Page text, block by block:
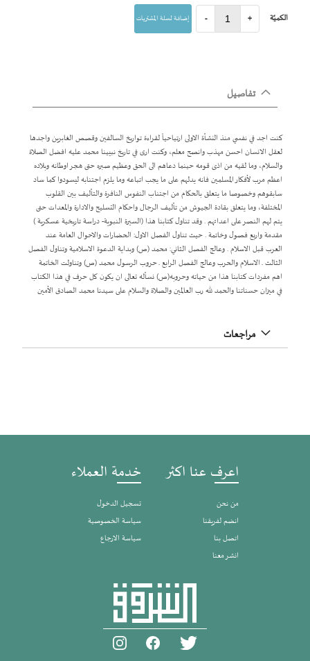
الكميّة - + إضافة لسلة المشتريات
تفاصيل
كنت اجد في نفسي منذ النشأة الاولى ارتياحياً لقراءة تواريخ السالفين وقصص الغابرين واجدها
لعقل الانسان احسن مهذب وانصح معلم، وكنت ارى في تاريخ نبيينا محمد عليه افضل الصلاة
والسلام، وما لقيه من اذى قومه حينما دعاهم الى الحق وعظيم صبره حتى هجر اوطانه وبلاده
اعظم مرب لأفكار المسلمين فانه يدلهم على ما يجب اتباعه وما يلزم اجتنابه ليسودوا كما ساد
سابقوهم وخصوصا ما يتعلق بالحكام من اجتناب النفوس النافرة والتأليف بين القلوب
المختلفة، وما يتعلق بقادة الجيوش من تأليف الرجال واحكام التسليح والادارة والمعدات حتى
يتم لهم النصر على اعدائهم . وقد تناول كتابنا هذا (السيرة النبوية- دراسة تاريخية عسكرية )
مقدمة واربع فصول وخاتمة . حيث تناول الفصل الاول: الحضارات والاحوال العامة عند
العرب قبل الاسلام . وعالج الفصل الثاني: محمد (ص) وبداية الدعوة الاسلامية وتناول الفصل
الثالث ـ الاسلام والحرب وعالج الفصل الرابع ـ حروب الرسول محمد (ص) وتناولت الخاتمة
اهم مفردات كتابنا هذا من حياته وحروبه(ص) نسأله تعالى ان يكون كل حرف في هذا الكتاب
في ميزان حسناتنا والحمد لله رب العالمين والصلاة والسلام على سيدنا محمد الصادق الأمين
مراجعات
اعرف عنا اكثر
من نحن
انضم لفريقنا
اتصل بنا
انشر معنا
خدمة العملاء
تسجيل الدخول
سياسة الخصوصية
سياسة الارجاع